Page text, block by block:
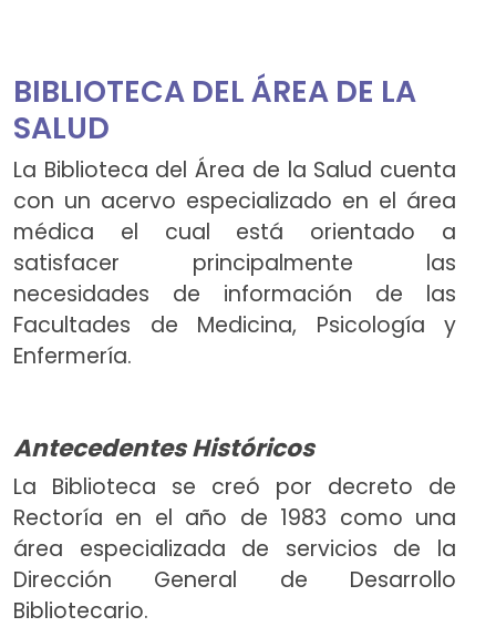
BIBLIOTECA DEL ÁREA DE LA
SALUD
La Biblioteca del Área de la Salud cuenta
con un acervo especializado en el área
médica el cual está orientado a
satisfacer principalmente las
necesidades de información de las
Facultades de Medicina, Psicología y
Enfermería.
Antecedentes Históricos
La Biblioteca se creó por decreto de
Rectoría en el año de 1983 como una
área especializada de servicios de la
Dirección General de Desarrollo
Bibliotecario.